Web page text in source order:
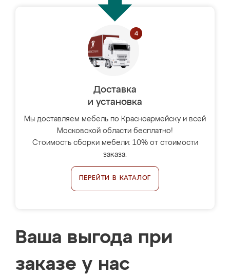
Доставка
и установка
Мы доставляем мебель по Красноармейску и всей
Московской области бесплатно!
Стоимость сборки мебели: 10% от стоимости
заказа.
ПЕРЕЙТИ В КАТАЛОГ
Ваша выгода при
заказе у нас